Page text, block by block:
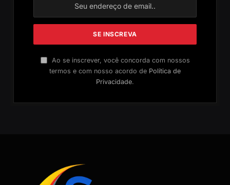
Ao se inscrever, você concorda com nossos
termos e com nosso acordo de Política de
Privacidade.